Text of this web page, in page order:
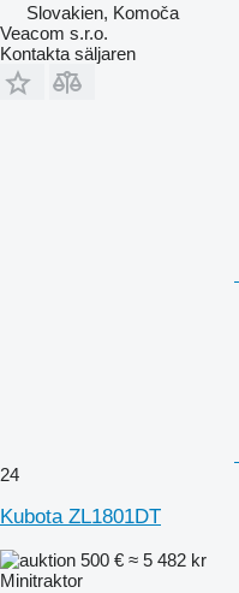
Slovakien, Komoča
Veacom s.r.o.
Kontakta säljaren
24
Kubota ZL1801DT
500 € ≈ 5 482 kr
Minitraktor